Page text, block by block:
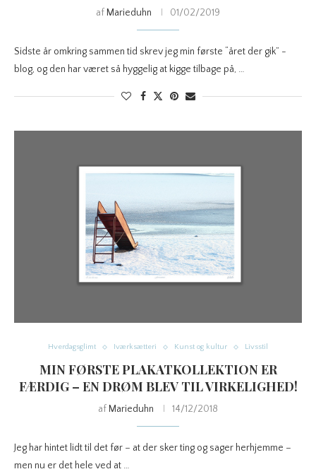
af Marieduhn 01/02/2019
Sidste år omkring sammen tid skrev jeg min første “året der gik” -
blog, og den har været så hyggelig at kigge tilbage på, …
Hverdagsglimt Iværksætteri Kunst og kultur Livsstil
MIN FØRSTE PLAKATKOLLEKTION ER
FÆRDIG – EN DRØM BLEV TIL VIRKELIGHED!
af Marieduhn 14/12/2018
Jeg har hintet lidt til det før – at der sker ting og sager herhjemme –
men nu er det hele ved at …